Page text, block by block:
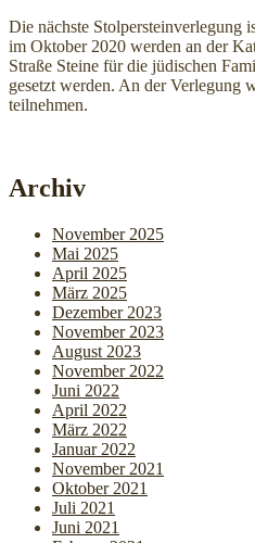
Die nächste Stolpersteinverlegung
im Oktober 2020 werden an der
Straße Steine für die jüdischen
gesetzt werden. An der Verlegung
teilnehmen.
Archiv
November 2025
Mai 2025
April 2025
März 2025
Dezember 2023
November 2023
August 2023
November 2022
Juni 2022
April 2022
März 2022
Januar 2022
November 2021
Oktober 2021
Juli 2021
Juni 2021